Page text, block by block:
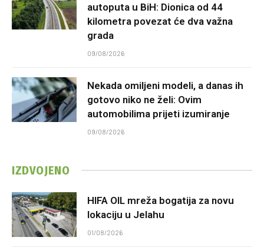
autoputa u BiH: Dionica od 44
kilometra povezat će dva važna
grada
09/08/2026
Nekada omiljeni modeli, a danas ih
gotovo niko ne želi: Ovim
automobilima prijeti izumiranje
09/08/2026
IZDVOJENO
HIFA OIL mreža bogatija za novu
lokaciju u Jelahu
01/08/2026